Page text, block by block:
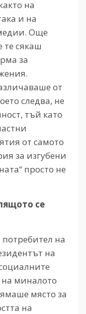
на
и на
Още
те сякаш
за
от
следва, не
тъй като
от самото
за изгубени
просто не
се
на
на
миналото
място за
на